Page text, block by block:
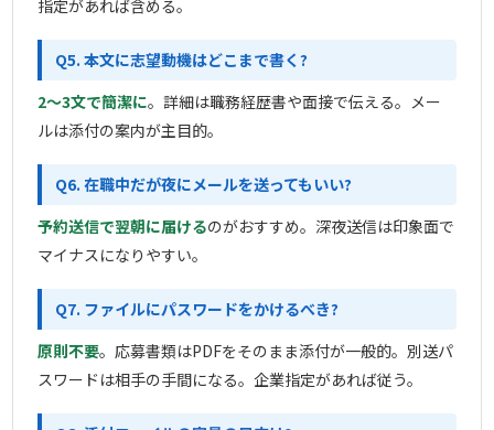
指定があれば含める。
Q5. 本文に志望動機はどこまで書く?
2〜3文で簡潔に。詳細は職務経歴書や面接で伝える。メー
ルは添付の案内が主目的。
Q6. 在職中だが夜にメールを送ってもいい?
予約送信で翌朝に届けるのがおすすめ。深夜送信は印象面で
マイナスになりやすい。
Q7. ファイルにパスワードをかけるべき?
原則不要。応募書類はPDFをそのまま添付が一般的。別送パ
スワードは相手の手間になる。企業指定があれば従う。